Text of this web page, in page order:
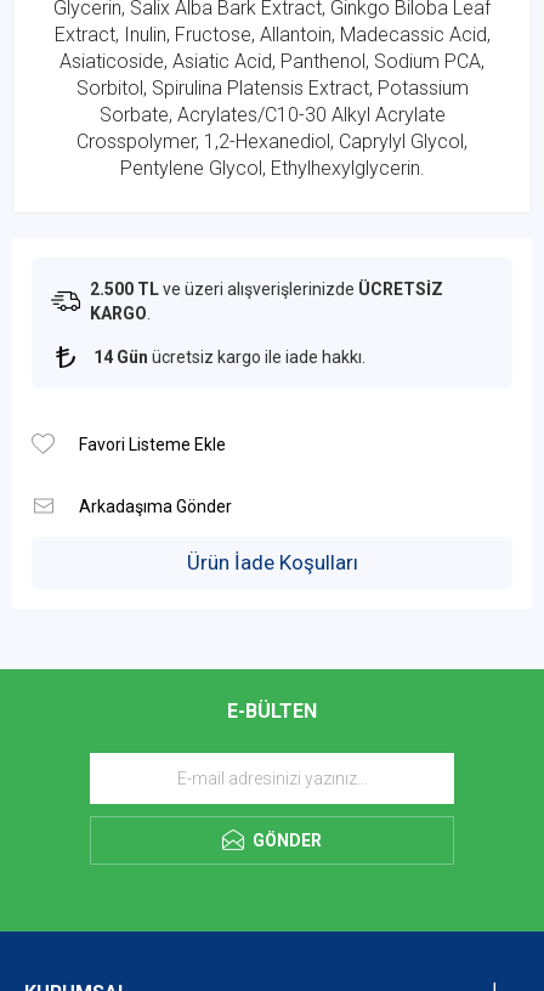
Glycerin, Salix Alba Bark Extract, Ginkgo Biloba Leaf
Extract, Inulin, Fructose, Allantoin, Madecassic Acid,
Asiaticoside, Asiatic Acid, Panthenol, Sodium PCA,
Sorbitol, Spirulina Platensis Extract, Potassium
Sorbate, Acrylates/C10-30 Alkyl Acrylate
Crosspolymer, 1,2-Hexanediol, Caprylyl Glycol,
Pentylene Glycol, Ethylhexylglycerin.
2.500 TLve üzeri alışverişlerinizde ÜCRETSİZ
KARGO
14 Gün ücretsiz kargo ile iade hakkı.
Ürün İade Koşulları
E-BÜLTEN
GÖNDER